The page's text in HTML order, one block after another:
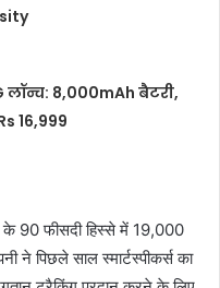
लॉन्च: 8,000mAh बैटरी,
16,999
के 90 फीसदी हिस्से में 19,000
ने पिछले साल स्मार्टस्पीकर्स का